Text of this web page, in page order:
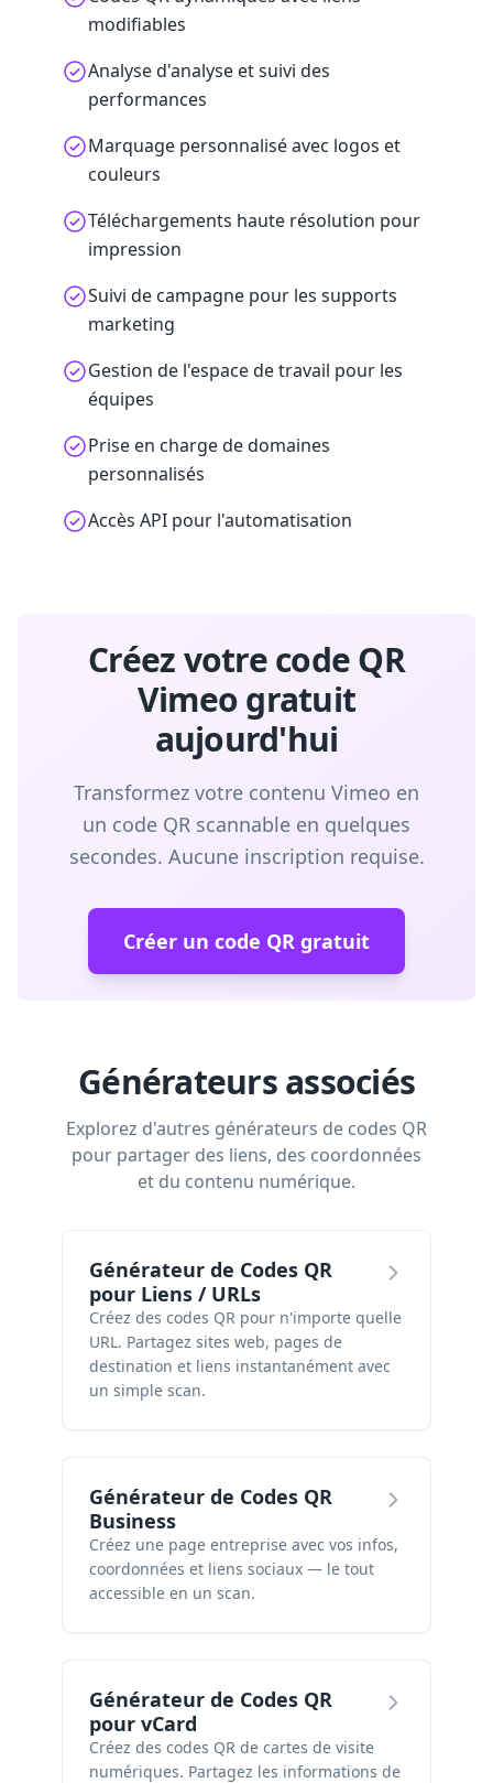
modifiables
Analyse d'analyse et suivi des
performances
Marquage personnalisé avec logos et
couleurs
Téléchargements haute résolution pour
impression
Suivi de campagne pour les supports
marketing
Gestion de l'espace de travail pour les
équipes
Prise en charge de domaines
personnalisés
Accès API pour l'automatisation
Créez votre code QR
Vimeo gratuit
aujourd'hui
Transformez votre contenu Vimeo en
un code QR scannable en quelques
secondes. Aucune inscription requise.
Créer un code QR gratuit
Générateurs associés
Explorez d'autres générateurs de codes QR
pour partager des liens, des coordonnées
et du contenu numérique.
Générateur de Codes QR
pour Liens / URLs
Créez des codes QR pour n'importe quelle
URL. Partagez sites web, pages de
destination et liens instantanément avec
un simple scan.
Générateur de Codes QR
Business
Créez une page entreprise avec vos infos,
coordonnées et liens sociaux — le tout
accessible en un scan.
Générateur de Codes QR
pour vCard
Créez des codes QR de cartes de visite
numériques. Partagez les informations de